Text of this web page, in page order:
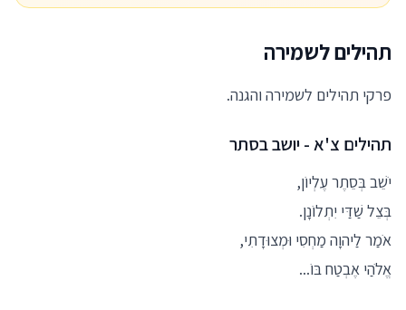
תהילים לשמירה
פרקי תהילים לשמירה והגנה.
תהילים צ'א - יושב בסתר
יֹשֵׁב בְּסֵתֶר עֶלְיוֹן,
בְּצֵל שַׁדַּי יִתְלוֹנָן.
אֹמַר לַיהוָה מַחְסִי וּמְצוּדָתִי,
אֱלֹהַי אֶבְטַח בּוֹ...